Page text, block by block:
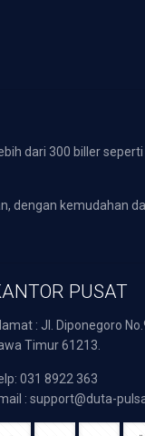
dari 300 biller seperti
dengan kemudahan
PUSAT
: Jl. Diponegoro
Timur 61213.
031 8922 363
: support@duta-